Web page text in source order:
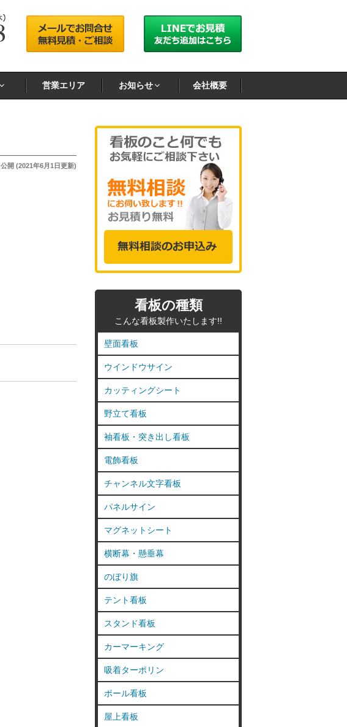
営業エリア お知らせ 会社概要
公開 (2021年6月1日更新)
看板の種類
こんな看板製作いたします!!
壁面看板
ウインドウサイン
カッティングシート
野立て看板
袖看板・突き出し看板
電飾看板
チャンネル文字看板
パネルサイン
マグネットシート
横断幕・懸垂幕
のぼり旗
テント看板
スタンド看板
カーマーキング
吸着ターポリン
ポール看板
屋上看板